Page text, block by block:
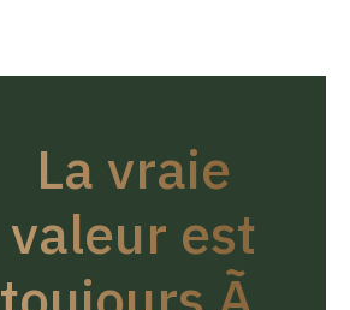
La vraie
valeur est